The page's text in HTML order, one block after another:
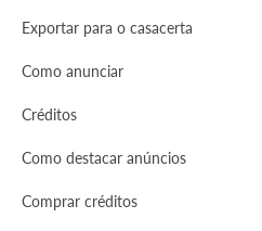
Exportar para o casacerta
Como anunciar
Créditos
Como destacar anúncios
Comprar créditos